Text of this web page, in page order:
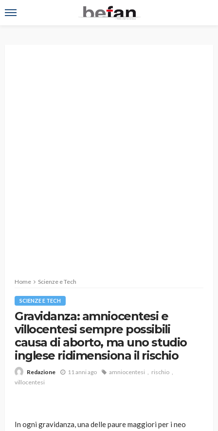
Home Scienze e Tech
SCIENZE E TECH
Gravidanza: amniocentesi e
villocentesi sempre possibili
causa di aborto, ma uno studio
inglese ridimensiona il rischio
Redazione 11 anni ago amniocentesi
rischio
villocentesi
In ogni gravidanza, una delle paure maggiori per i neo